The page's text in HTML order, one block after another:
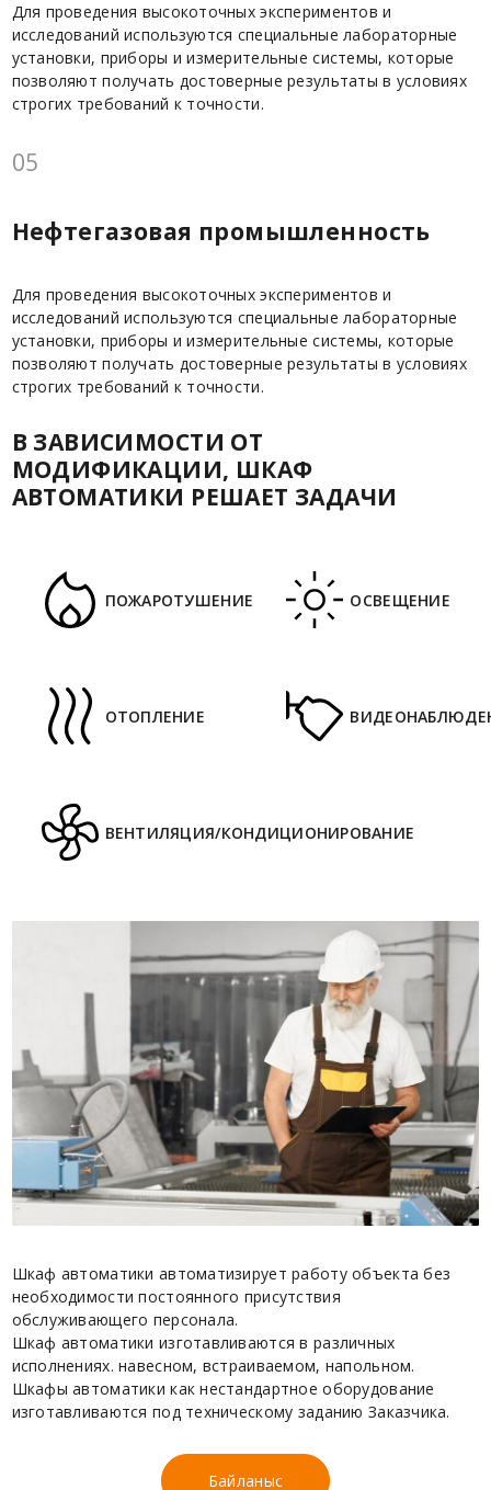
Для проведения высокоточных экспериментов и
исследований используются специальные лабораторные
установки, приборы и измерительные системы, которые
позволяют получать достоверные результаты в условиях
строгих требований к точности.
05
Нефтегазовая промышленность
Для проведения высокоточных экспериментов и
исследований используются специальные лабораторные
установки, приборы и измерительные системы, которые
позволяют получать достоверные результаты в условиях
строгих требований к точности.
В ЗАВИСИМОСТИ ОТ
МОДИФИКАЦИИ, ШКАФ
АВТОМАТИКИ РЕШАЕТ ЗАДАЧИ
ПОЖАРОТУШЕНИЕ ОСВЕЩЕНИЕ
ОТОПЛЕНИЕ
ВЕНТИЛЯЦИЯ/КОНДИЦИОНИРОВАНИЕ
Шкаф автоматики автоматизирует работу объекта без
необходимости постоянного присутствия
обслуживающего персонала.
Шкаф автоматики изготавливаются в различных
исполнениях. навесном, встраиваемом, напольном.
Шкафы автоматики как нестандартное оборудование
изготавливаются под техническому заданию Заказчика.
Байланыс